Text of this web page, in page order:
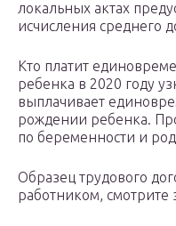
локальных актах
исчисления среднего
Кто платит
ребенка в 2020 году
выплачивает
рождении ребенка.
по беременности и
Образец трудового
работником, смотрите